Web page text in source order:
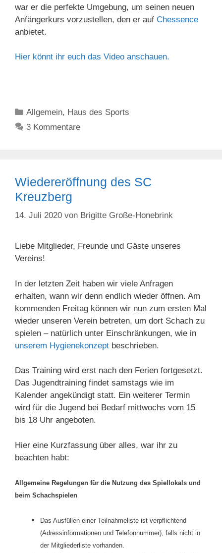
war er die perfekte Umgebung, um seinen neuen
Anfängerkurs vorzustellen, den er auf Chessence
anbietet.
Hier könnt ihr euch das Video anschauen.
Kategorien
Allgemein, Haus des Sports
3 Kommentare
Wiedereröffnung des SC
Kreuzberg
14. Juli 2020 von Brigitte Große-Honebrink
Liebe Mitglieder, Freunde und Gäste unseres
Vereins!
In der letzten Zeit haben wir viele Anfragen
erhalten, wann wir denn endlich wieder öffnen. Am
kommenden Freitag können wir nun zum ersten Mal
wieder unseren Verein betreten, um dort Schach zu
spielen – natürlich unter Einschränkungen, wie in
unserem Hygienekonzept beschrieben.
Das Training wird erst nach den Ferien fortgesetzt.
Das Jugendtraining findet samstags wie im
Kalender angekündigt statt. Ein weiterer Termin
wird für die Jugend bei Bedarf mittwochs vom 15
bis 18 Uhr angeboten.
Hier eine Kurzfassung über alles, war ihr zu
beachten habt:
Allgemeine Regelungen für die Nutzung des Spiellokals und
beim Schachspielen
Das Ausfüllen einer Teilnahmeliste ist verpflichtend
(Adressinformationen und Telefonnummer), falls nicht in
der Mitgliederliste vorhanden.